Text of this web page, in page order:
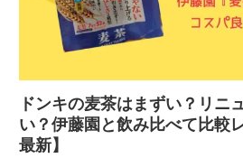
ドンキの麦茶はまずい？リニ
い？伊藤園と飲み比べて比較
最新】